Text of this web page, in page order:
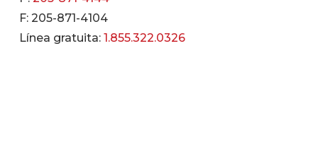
F: 205-871-4104
Línea gratuita: 1.855.322.0326